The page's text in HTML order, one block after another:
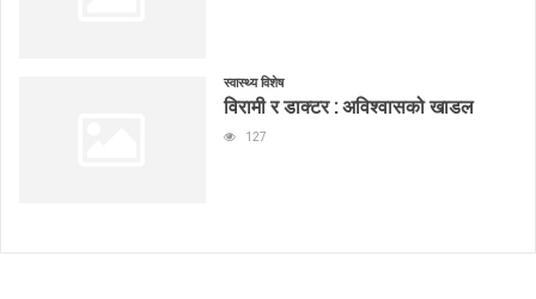
स्वास्थ्य विशेष
विरामी र डाक्टर : अविश्वासको खाडल
127